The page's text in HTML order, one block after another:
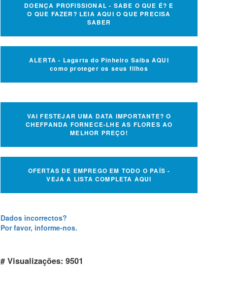
DOENÇA PROFISSIONAL - SABE O QUE É? E
O QUE FAZER? LEIA AQUI O QUE PRECISA
SABER
ALERTA - Lagarta do Pinheiro Saiba AQUI
como proteger os seus filhos
VAI FESTEJAR UMA DATA IMPORTANTE? O
CHEFPANDA FORNECE-LHE AS FLORES AO
MELHOR PREÇO!
OFERTAS DE EMPREGO EM TODO O PAÍS -
VEJA A LISTA COMPLETA AQUI
Dados incorrectos?
Por favor, informe-nos.
# Visualizações: 9501